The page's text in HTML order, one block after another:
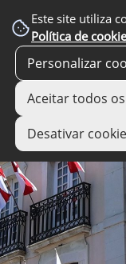
Este site utiliza
Política de
Personalizar
Aceitar todos
Desativar
links úteis